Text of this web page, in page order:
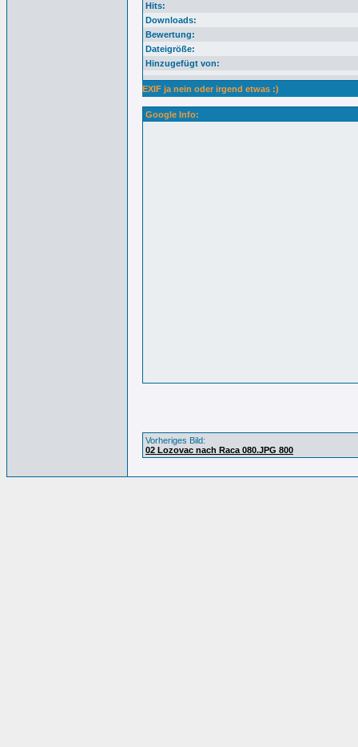
Hits:
Downloads:
Bewertung:
Dateigröße:
Hinzugefügt von:
EXIF ja nein oder irgend etwas :)
Google Info:
Vorheriges Bild:
02 Lozovac nach Raca 080.JPG 800